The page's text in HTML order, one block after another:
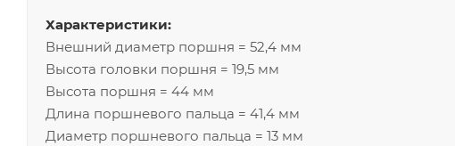
Характеристики:
Внешний диаметр поршня = 52,4 мм
Высота головки поршня = 19,5 мм
Высота поршня = 44 мм
Длина поршневого пальца = 41,4 мм
Диаметр поршневого пальца = 13 мм